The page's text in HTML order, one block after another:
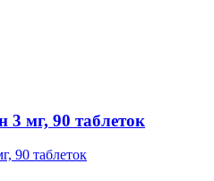
3 мг, 90 таблеток